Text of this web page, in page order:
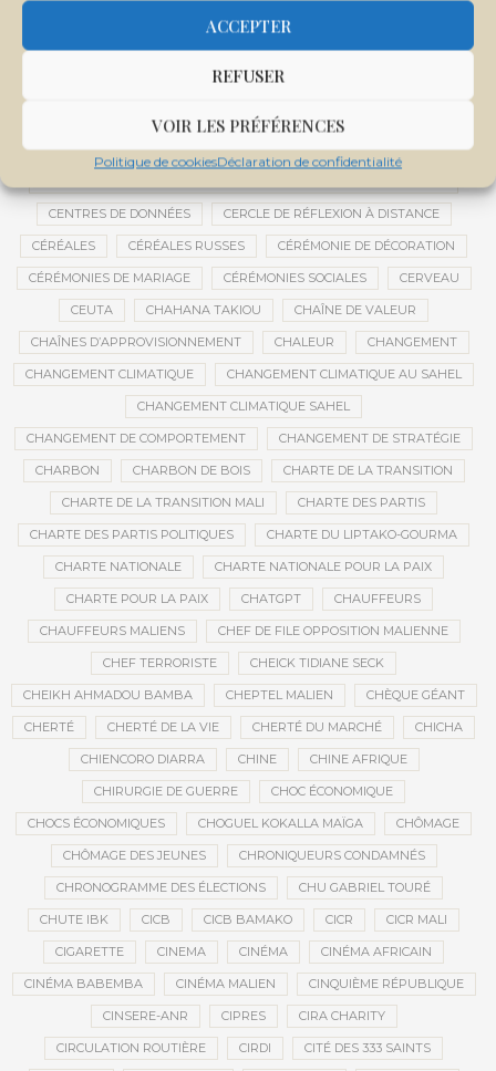
ACCEPTER
REFUSER
VOIR LES PRÉFÉRENCES
Politique de cookiesDéclaration de confidentialité
CENTRALE SOLAIRE DE SANANKOROBA
CENTRE D'INTELLIGENCE ARTIFICIELLE
CENTRE DE SANTÉ COMMUNAUTAIRE
CENTRE INTERNATIONAL DE CONFÉRENCES DE BAMAKO
CENTRE MALI
CENTRES DE DONNÉES CERCLE DE RÉFLEXION À DISTANCE
CÉRÉALES CÉRÉALES RUSSES CÉRÉMONIE DE DÉCORATION
CÉRÉMONIES DE MARIAGE CÉRÉMONIES SOCIALES CERVEAU
CEUTA CHAHANA TAKIOU CHAÎNE DE VALEUR
CHAÎNES D’APPROVISIONNEMENT CHALEUR CHANGEMENT
CHANGEMENT CLIMATIQUE CHANGEMENT CLIMATIQUE AU SAHEL
CHANGEMENT CLIMATIQUE SAHEL
CHANGEMENT DE COMPORTEMENT CHANGEMENT DE STRATÉGIE
CHARBON CHARBON DE BOIS CHARTE DE LA TRANSITION
CHARTE DE LA TRANSITION MALI CHARTE DES PARTIS
CHARTE DES PARTIS POLITIQUES CHARTE DU LIPTAKO-GOURMA
CHARTE NATIONALE CHARTE NATIONALE POUR LA PAIX
CHARTE POUR LA PAIX CHATGPT CHAUFFEURS
CHAUFFEURS MALIENS CHEF DE FILE OPPOSITION MALIENNE
CHEF TERRORISTE CHEICK TIDIANE SECK
CHEIKH AHMADOU BAMBA CHEPTEL MALIEN CHÈQUE GÉANT
CHERTÉ CHERTÉ DE LA VIE CHERTÉ DU MARCHÉ CHICHA
CHIENCORO DIARRA CHINE CHINE AFRIQUE
CHIRURGIE DE GUERRE CHOC ÉCONOMIQUE
CHOCS ÉCONOMIQUES CHOGUEL KOKALLA MAÏGA CHÔMAGE
CHÔMAGE DES JEUNES CHRONIQUEURS CONDAMNÉS
CHRONOGRAMME DES ÉLECTIONS CHU GABRIEL TOURÉ
CHUTE IBK CICB CICB BAMAKO CICR CICR MALI
CIGARETTE CINEMA CINÉMA CINÉMA AFRICAIN
CINÉMA BABEMBA CINÉMA MALIEN CINQUIÈME RÉPUBLIQUE
CINSERE-ANR CIPRES CIRA CHARITY
CIRCULATION ROUTIÈRE CIRDI CITÉ DES 333 SAINTS